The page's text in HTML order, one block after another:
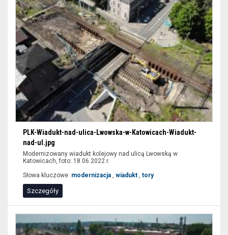
PLK-Wiadukt-nad-ulica-Lwowska-w-Katowicach-Wiadukt-
nad-ul.jpg
Modernizowany wiadukt kolejowy nad ulicą Lwowską w
Katowicach, foto: 18.06.2022 r.
Słowa kluczowe: modernizacja wiadukt tory
Szczegóły